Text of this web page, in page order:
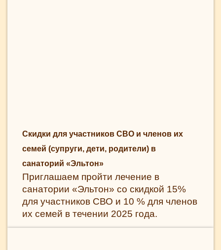
Скидки для участников СВО и членов их
семей (супруги, дети, родители) в
санаторий «Эльтон»
Приглашаем пройти лечение в
санатории «Эльтон» со скидкой 15%
для участников СВО и 10 % для членов
их семей в течении 2025 года.